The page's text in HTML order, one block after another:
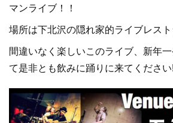
マンライブ！！
場所は下北沢の隠れ家的ライブレスト
間違いなく楽しいこのライブ、新年
て是非とも飲みに踊りに来てください